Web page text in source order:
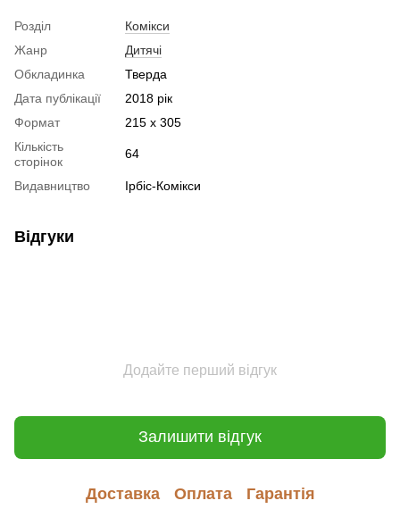
Розділ
Комікси
Жанр
Дитячі
Обкладинка
Тверда
Дата публікації
2018 рік
Формат
215 x 305
Кількість
сторінок
64
Видавництво Ірбіс-Комікси
Відгуки
Додайте перший відгук
Залишити відгук
Доставка Оплата Гарантія